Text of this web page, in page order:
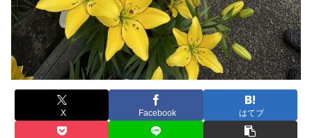
X Facebook はてブ